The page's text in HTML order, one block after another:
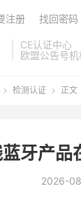
CE认证中心
欧盟公告号机
注册 找回密码
 检测认证  正文
牙产品
2026-